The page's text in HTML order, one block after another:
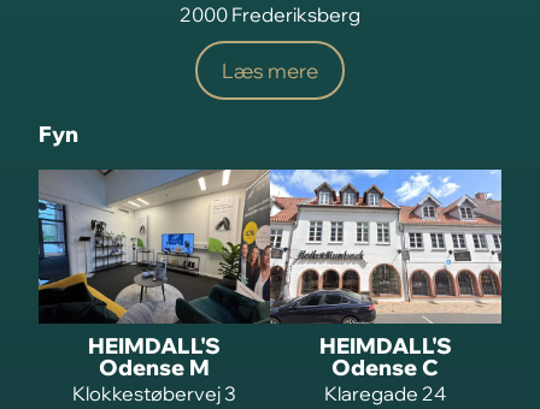
2000 Frederiksberg
Læs mere
Fyn
HEIMDALL'S
Odense M
Klokkestøbervej 3
HEIMDALL'S
Odense C
Klaregade 24